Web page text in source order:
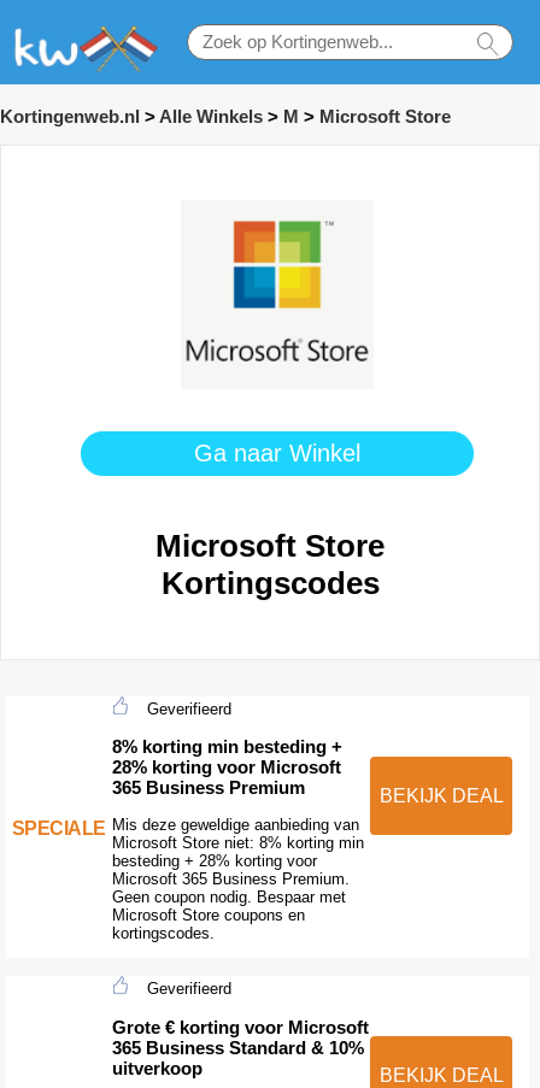
Kortingenweb.nl > Alle Winkels > M > Microsoft Store
Ga naar Winkel
Microsoft Store
Kortingscodes
SPECIALE
Geverifieerd
8% korting min besteding +
28% korting voor Microsoft
365 Business Premium
Mis deze geweldige aanbieding van
Microsoft Store niet: 8% korting min
besteding + 28% korting voor
Microsoft 365 Business Premium.
Geen coupon nodig. Bespaar met
Microsoft Store coupons en
kortingscodes.
BEKIJK DEAL
Geverifieerd
Grote € korting voor Microsoft
365 Business Standard & 10%
uitverkoop
BEKIJK DEAL